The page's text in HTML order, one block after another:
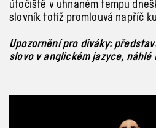
útočiště v uhnaném tempu
slovník totiž promlouvá napříč
Upozornění pro diváky:
slovo v anglickém jazyce, náhlé